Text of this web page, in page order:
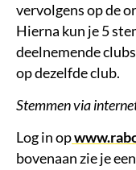
vervolgens op de
Hierna kun je 5
deelnemende
op dezelfde club.
Stemmen via
Log in op
bovenaan zie je